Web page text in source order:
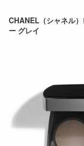
CHANEL（シャネル
ー グレイ